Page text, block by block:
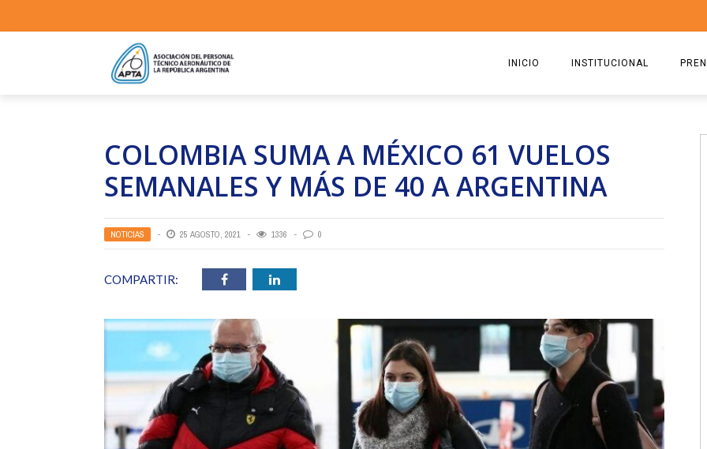
INICIO INSTITUCIONAL
ESTATUTO
COMISIÓN DIRECTIVA 2023-
RICARDO CIRIELLI
COLOMBIA SUMA A MÉXICO 61 VUELOS
SEMANALES Y MÁS DE 40 A ARGENTINA
NOTICIAS 25 AGOSTO, 2021 1336 0
COMPARTIR: